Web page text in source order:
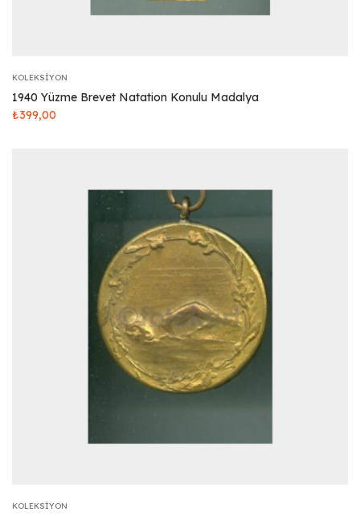
KOLEKSIYON
1940 Yüzme Brevet Natation Konulu Madalya
₺399,00
KOLEKSIYON